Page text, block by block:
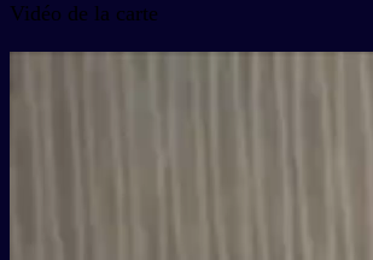
Vidéo de la carte